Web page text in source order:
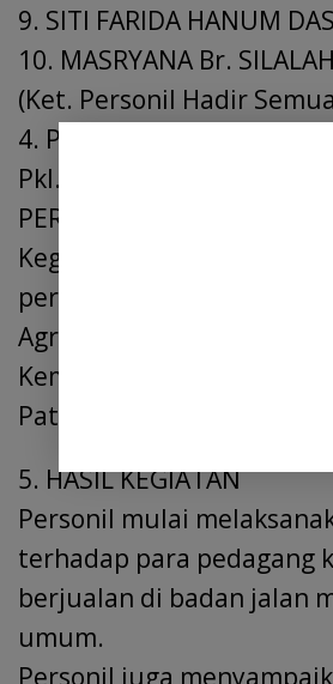
9. SITI FARIDA HANUM
10. MASRYANA Br.
(Ket. Personil Hadir
4. PELAKSANAAN KEGIATAN
Pkl. 10.00 wib
PERSIAPAN
Kegiatan diawali dengan
persiapan yang dipimpin
Agriel Sipahutar
Kemudian tim bergerak
Patroli Trantibum
5. HASIL KEGIATAN
Personil mulai
terhadap para pedagang
berjualan di badan jalan
umum.
Personil juga